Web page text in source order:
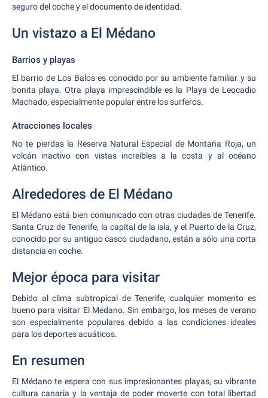
seguro del coche y el documento de identidad.
Un vistazo a El Médano
Barrios y playas
El barrio de Los Balos es conocido por su ambiente familiar y su
bonita playa. Otra playa imprescindible es la Playa de Leocadio
Machado, especialmente popular entre los surferos.
Atracciones locales
No te pierdas la Reserva Natural Especial de Montaña Roja, un
volcán inactivo con vistas increíbles a la costa y al océano
Atlántico.
Alrededores de El Médano
El Médano está bien comunicado con otras ciudades de Tenerife.
Santa Cruz de Tenerife, la capital de la isla, y el Puerto de la Cruz,
conocido por su antiguo casco ciudadano, están a sólo una corta
distancia en coche.
Mejor época para visitar
Debido al clima subtropical de Tenerife, cualquier momento es
bueno para visitar El Médano. Sin embargo, los meses de verano
son especialmente populares debido a las condiciones ideales
para los deportes acuáticos.
En resumen
El Médano te espera con sus impresionantes playas, su vibrante
cultura canaria y la ventaja de poder moverte con total libertad